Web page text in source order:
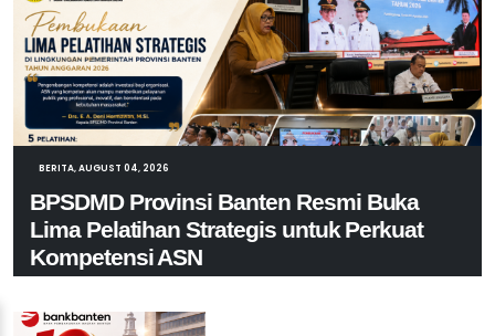
BERITA, AUGUST 04, 2026
BPSDMD Provinsi Banten Resmi Buka
Lima Pelatihan Strategis untuk Perkuat
Kompetensi ASN
Perkuat Kompetensi ASN..